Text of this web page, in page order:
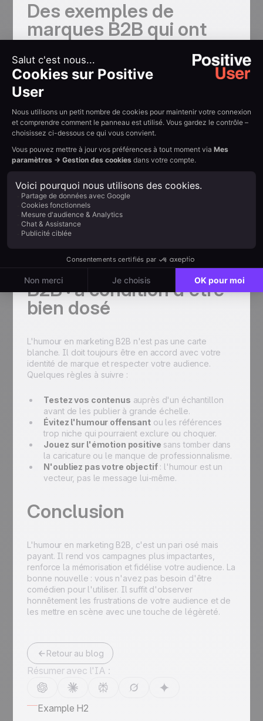
Retour au blog
Résumer avec l'IA :
Example H2
Des exemples de
marques B2B qui ont
osé
Certaines entreprises ont brillamment intégré l'humour
à leur communication B2B :
Slackavec ses vidéos publicitaires absurdes sur
les problèmes de communication en entreprise —
qui font sourire parce qu'ils sont vrais.
Dropboxqui joue sur des mises en scène
humoristiques pour simplifier la gestion de fichiers
dans ses campagnes.
Zendesk qui mise sur des mises en situation
drôles pour illustrer les défis du service client.
Ces marques ont une chose en commun : leur humour
est toujours au service du message, jamais une fin en
soi.
L'humour en marketing
B2B : à condition d'être
bien dosé
L'humour en marketing B2B n'est pas une carte
blanche. Il doit toujours être en accord avec votre
identité de marque et respecter votre audience.
Quelques règles à suivre :
Testez vos contenus auprès d'un échantillon
avant de les publier à grande échelle.
Évitez l'humour offensantou les références
trop niche qui pourraient exclure ou choquer.
Jouez sur l'émotion positive sans tomber dans
la caricature ou le manque de professionnalisme.
N'oubliez pas votre objectif: l'humour est un
vecteur, pas le message lui-même.
Conclusion
L'humour en marketing B2B, c'est un pari osé mais
payant. Il rend vos campagnes plus impactantes,
renforce la mémorisation et fidélise votre audience. La
bonne nouvelle : vous n'avez pas besoin d'être
comédien pour l'utiliser. Il suffit d'observer
honnêtement les frustrations de votre audience et de
les mettre en scène avec une touche de légèreté.